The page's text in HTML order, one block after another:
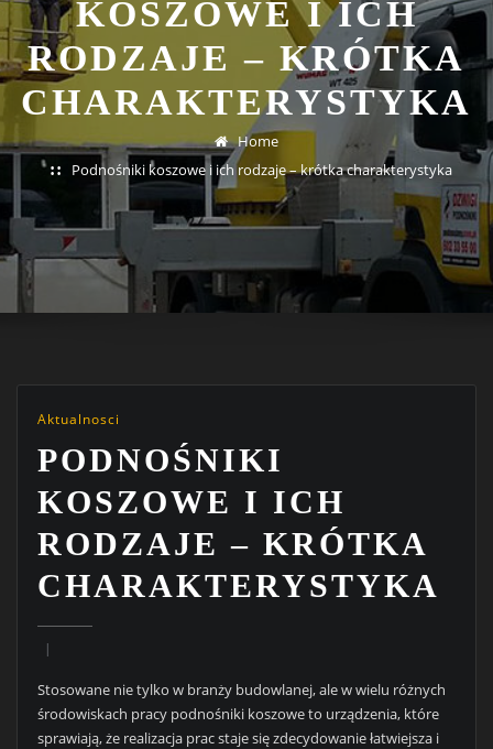
KOSZOWE I ICH
RODZAJE – KRÓTKA
CHARAKTERYSTYKA
Home
Podnośniki koszowe i ich rodzaje – krótka charakterystyka
Aktualnosci
PODNOŚNIKI
KOSZOWE I ICH
RODZAJE – KRÓTKA
CHARAKTERYSTYKA
Stosowane nie tylko w branży budowlanej, ale w wielu różnych
środowiskach pracy podnośniki koszowe to urządzenia, które
sprawiają, że realizacja prac staje się zdecydowanie łatwiejsza i